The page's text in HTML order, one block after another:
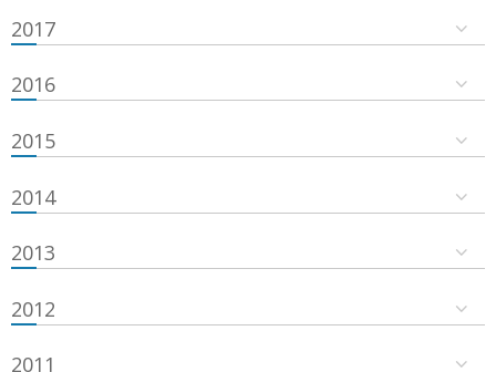
2017
2016
2015
2014
2013
2012
2011